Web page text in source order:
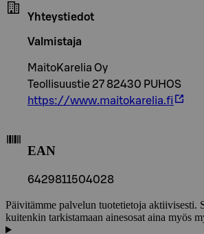
Yhteystiedot
Valmistaja
MaitoKarelia Oy
Teollisuustie 27 82430 PUHOS
https://www.maitokarelia.fi
EAN
6429811504028
Päivitämme palvelun tuotetietoja aktiivisesti.
kuitenkin tarkistamaan ainesosat aina myös